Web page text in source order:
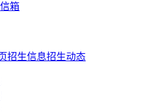
箱
招生信息招生动态